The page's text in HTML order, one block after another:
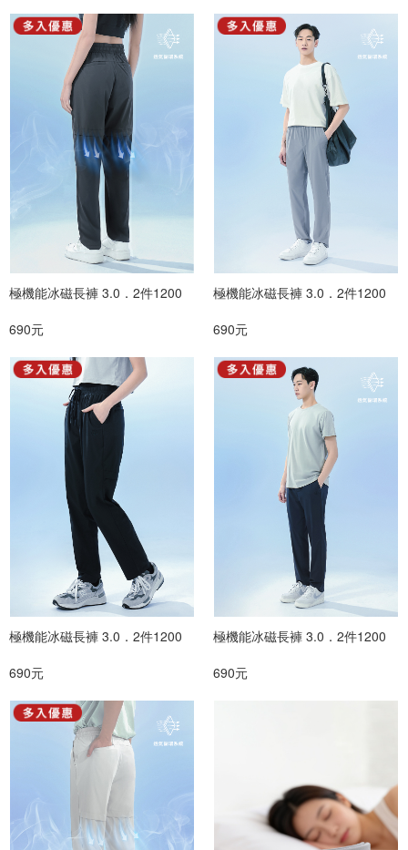
極機能冰磁長褲 3.0．2件1200
690元
極機能冰磁長褲 3.0．2件1200
690元
極機能冰磁長褲 3.0．2件1200
690元
極機能冰磁長褲 3.0．2件1200
690元